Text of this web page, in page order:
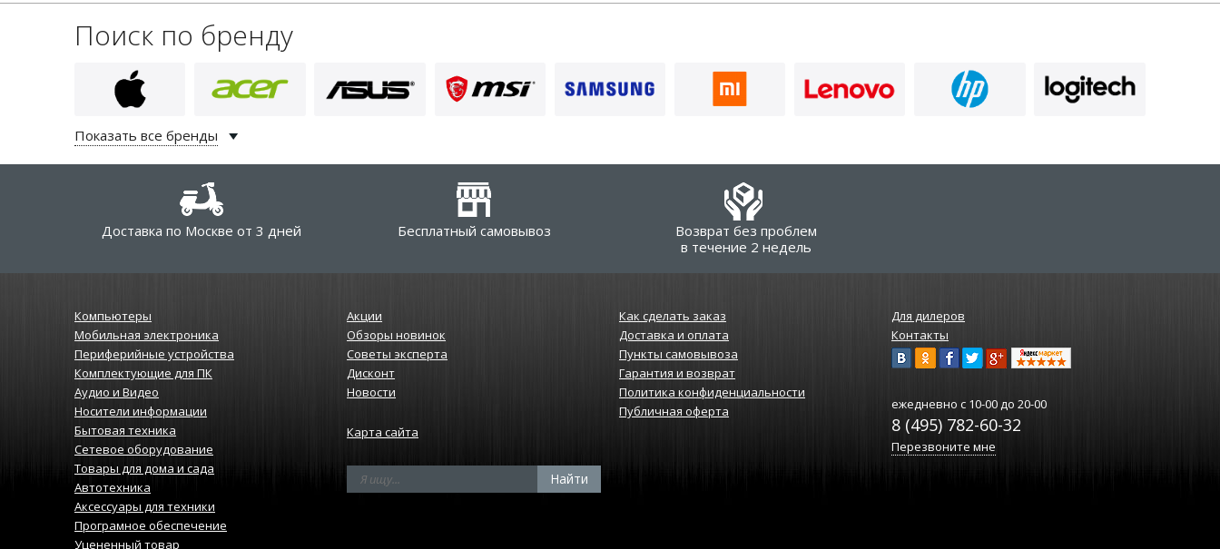
Поиск по бренду
Показать все бренды
Доставка по Москве от 3 дней Бесплатный самовывоз
Возврат без проблем
в течение 2 недель
Компьютеры
Мобильная электроника
Периферийные устройства
Комплектующие для ПК
Аудио и Видео
Носители информации
Бытовая техника
Сетевое оборудование
Товары для дома и сада
Автотехника
Аксессуары для техники
Програмное обеспечение
Уцененный товар
Акции
Обзоры новинок
Советы эксперта
Дисконт
Новости
Карта сайта
Как сделать заказ
Доставка и оплата
Пункты самовывоза
Гарантия и возврат
Политика конфиденциальности
Публичная оферта
Для дилеров
Контакты
ежедневно с 10-00 до 20-00
8 (495) 782-60-32
Перезвоните мне